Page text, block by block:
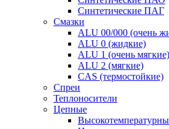
Синтетические ПАГ
Смазки
ALU 00/000 (очень
ALU 0 (жидкие)
ALU 1 (очень мягкие)
ALU 2 (мягкие)
CAS (термостойкие)
Спреи
Теплоносители
Цепные